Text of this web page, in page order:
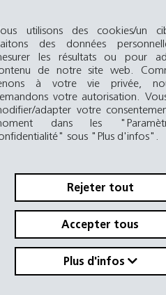
utilisons des cookies/un
des données
les résultats ou pour
de notre site web.
à votre vie privée,
votre autorisation.
adapter votre
dans les
sous "Plus d'infos".
Rejeter tout
Accepter tous
Plus d'infos